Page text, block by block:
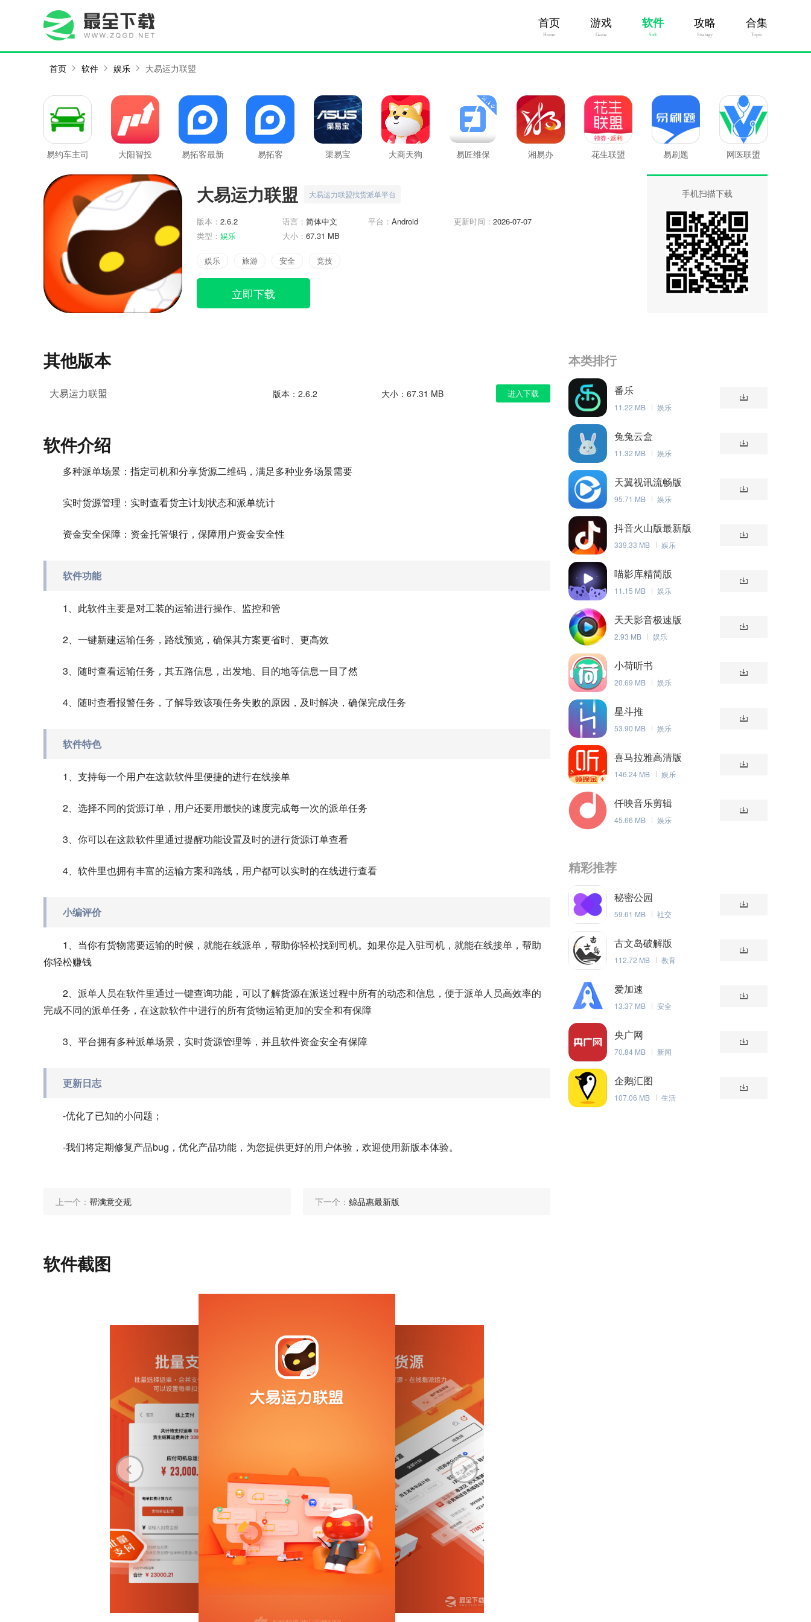
首页
Home
游戏
Game
软件
Soft
攻略
Stratagy
合集
Topic
首页 软件 娱乐 大易运力联盟
易约车主司
大阳智投
易拓客最新
易拓客 渠易宝 大商天狗 易匠维保 湘易办 花生联盟 易刷题 网医联盟
手机扫描下载
大易运力联盟 大易运力联盟找货派单平台
版本： 2.6.2 语言： 简体中文 平台： Android 更新时间： 2026-07-07
类型： 娱乐 大小： 67.31 MB
娱乐 旅游 安全 竞技
立即下载
其他版本
大易运力联盟 版本：2.6.2 大小：67.31 MB 进入下载
软件介绍
多种派单场景：指定司机和分享货源二维码，满足多种业务场景需要
实时货源管理：实时查看货主计划状态和派单统计
资金安全保障：资金托管银行，保障用户资金安全性
软件功能
1、此软件主要是对工装的运输进行操作、监控和管
2、一键新建运输任务，路线预览，确保其方案更省时、更高效
3、随时查看运输任务，其五路信息，出发地、目的地等信息一目了然
4、随时查看报警任务，了解导致该项任务失败的原因，及时解决，确保完成任务
软件特色
1、支持每一个用户在这款软件里便捷的进行在线接单
2、选择不同的货源订单，用户还要用最快的速度完成每一次的派单任务
3、你可以在这款软件里通过提醒功能设置及时的进行货源订单查看
4、软件里也拥有丰富的运输方案和路线，用户都可以实时的在线进行查看
小编评价
1、当你有货物需要运输的时候，就能在线派单，帮助你轻松找到司机。如果你是入驻司机，就能在线接单，帮助
你轻松赚钱
2、派单人员在软件里通过一键查询功能，可以了解货源在派送过程中所有的动态和信息，便于派单人员高效率的
完成不同的派单任务，在这款软件中进行的所有货物运输更加的安全和有保障
3、平台拥有多种派单场景，实时货源管理等，并且软件资金安全有保障
更新日志
-优化了已知的小问题；
-我们将定期修复产品bug，优化产品功能，为您提供更好的用户体验，欢迎使用新版本体验。
上一个： 帮满意交规 下一个： 鲸品惠最新版
软件截图
本类排行
番乐
11.22 MB 娱乐
兔兔云盒
11.32 MB 娱乐
天翼视讯流畅版
95.71 MB 娱乐
抖音火山版最新版
339.33 MB 娱乐
喵影库精简版
11.15 MB 娱乐
天天影音极速版
2.93 MB 娱乐
小荷听书
20.69 MB 娱乐
星斗推
53.90 MB 娱乐
喜马拉雅高清版
146.24 MB 娱乐
仟映音乐剪辑
45.66 MB 娱乐
精彩推荐
秘密公园
59.61 MB 社交
古文岛破解版
112.72 MB 教育
爱加速
13.37 MB 安全
央广网
70.84 MB 新闻
企鹅汇图
107.06 MB 生活